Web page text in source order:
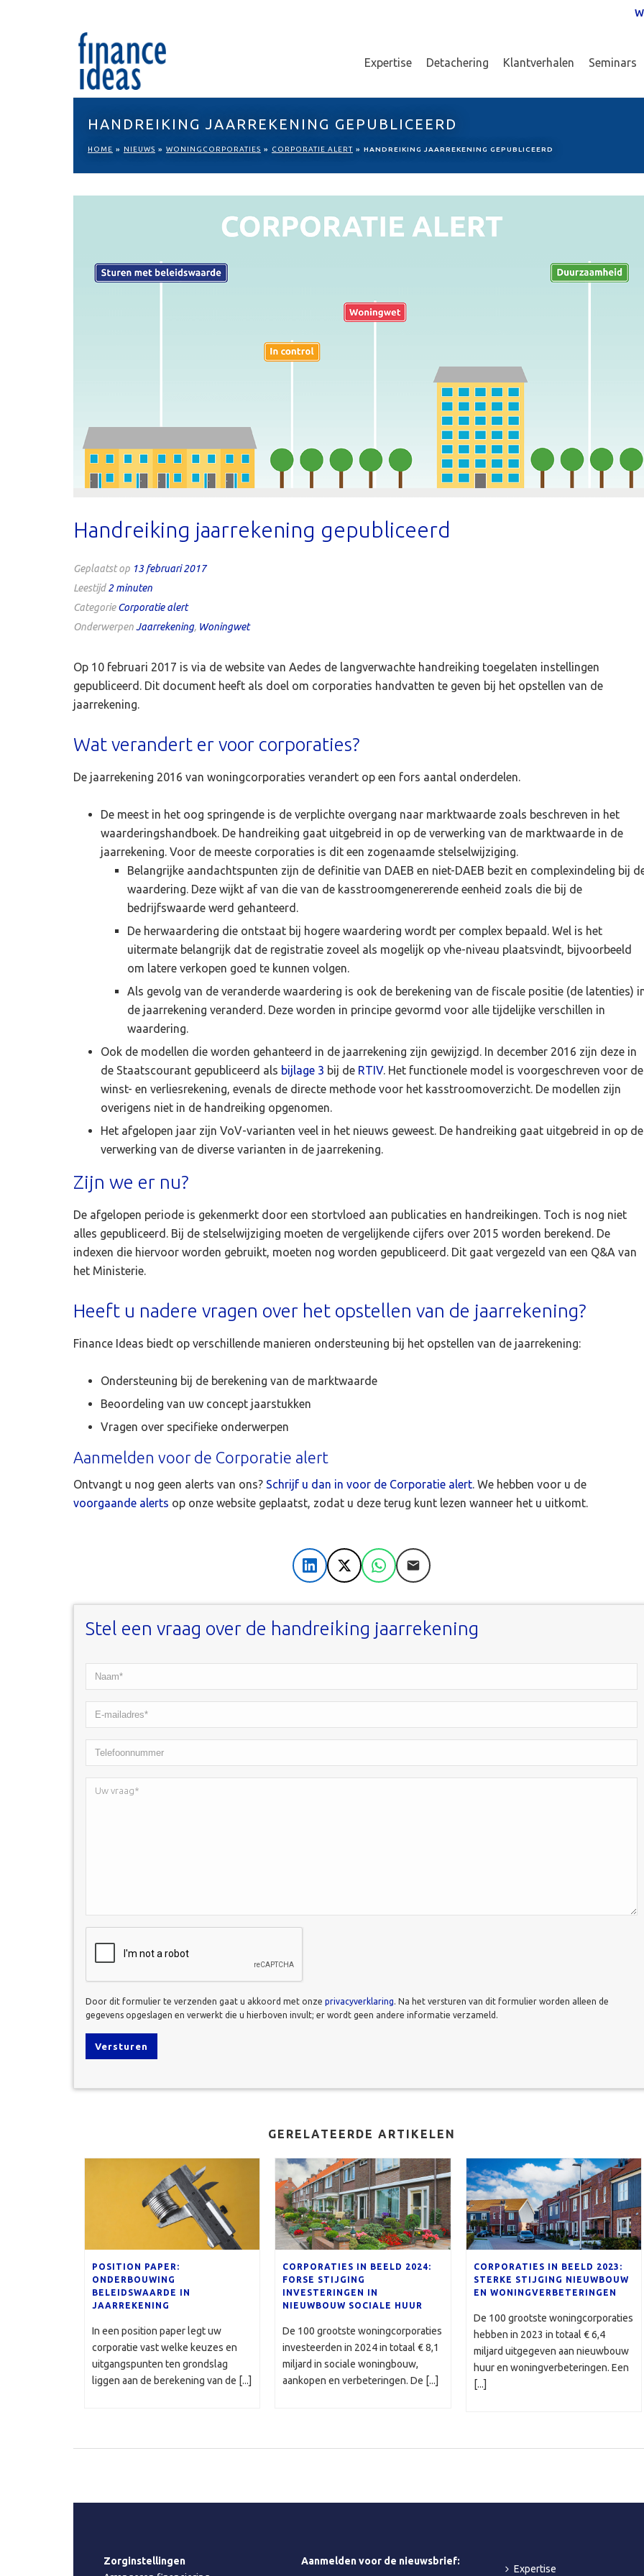
Expertise Detachering Klantverhalen Seminars
HANDREIKING JAARREKENING GEPUBLICEERD
HOME » NIEUWS » WONINGCORPORATIES » CORPORATIE ALERT » HANDREIKING JAARREKENING GEPUBLICEERD
Handreiking jaarrekening gepubliceerd
Geplaatst op 13 februari 2017
Leestijd2minuten
CategorieCorporatie alert
OnderwerpenJaarrekening, Woningwet
Op 10 februari 2017 is via de website van Aedes de langverwachte handreiking toegelaten instellingen
gepubliceerd. Dit document heeft als doel om corporaties handvatten te geven bij het opstellen van de
jaarrekening.
Wat verandert er voor corporaties?
De jaarrekening 2016 van woningcorporaties verandert op een fors aantal onderdelen.
De meest in het oog springende is de verplichte overgang naar marktwaarde zoals beschreven in het
waarderingshandboek. De handreiking gaat uitgebreid in op de verwerking van de marktwaarde in de
jaarrekening. Voor de meeste corporaties is dit een zogenaamde stelselwijziging.
Belangrijke aandachtspunten zijn de definitie van DAEB en niet-DAEB bezit en complexindeling bij
waardering. Deze wijkt af van die van de kasstroomgenererende eenheid zoals die bij de
bedrijfswaarde werd gehanteerd.
De herwaardering die ontstaat bij hogere waardering wordt per complex bepaald. Wel is het
uitermate belangrijk dat de registratie zoveel als mogelijk op vhe-niveau plaatsvindt, bijvoorbeeld
om latere verkopen goed te kunnen volgen.
Als gevolg van de veranderde waardering is ook de berekening van de fiscale positie (de latenties)
de jaarrekening veranderd. Deze worden in principe gevormd voor alle tijdelijke verschillen in
waardering.
Ook de modellen die worden gehanteerd in de jaarrekening zijn gewijzigd. In december 2016 zijn deze in
de Staatscourant gepubliceerd als bijlage 3 bij de RTIV. Het functionele model is voorgeschreven voor de
winst- en verliesrekening, evenals de directe methode voor het kasstroomoverzicht. De modellen zijn
overigens niet in de handreiking opgenomen.
Het afgelopen jaar zijn VoV-varianten veel in het nieuws geweest. De handreiking gaat uitgebreid in op de
verwerking van de diverse varianten in de jaarrekening.
Zijn we er nu?
De afgelopen periode is gekenmerkt door een stortvloed aan publicaties en handreikingen. Toch is nog niet
alles gepubliceerd. Bij de stelselwijziging moeten de vergelijkende cijfers over 2015 worden berekend. De
indexen die hiervoor worden gebruikt, moeten nog worden gepubliceerd. Dit gaat vergezeld van een Q&A van
het Ministerie.
Heeft u nadere vragen over het opstellen van de jaarrekening?
Finance Ideas biedt op verschillende manieren ondersteuning bij het opstellen van de jaarrekening:
Ondersteuning bij de berekening van de marktwaarde
Beoordeling van uw concept jaarstukken
Vragen over specifieke onderwerpen
Aanmelden voor de Corporatie alert
Ontvangt u nog geen alerts van ons? Schrijf u dan in voor de Corporatie alert. We hebben voor u de
voorgaande alerts op onze website geplaatst, zodat u deze terug kunt lezen wanneer het u uitkomt.
LinkedIn
X WhatsApp
E-mail
Stel een vraag over de handreiking jaarrekening
Naam*
*
E-
mailadres*
Telefoonnummer
Uw
Door dit formulier te verzenden gaat u akkoord met onze privacyverklaring. Na het versturen van dit formulier worden alleen de
gegevens opgeslagen en verwerkt die u hierboven invult; er wordt geen andere informatie verzameld.
GERELATEERDE ARTIKELEN
POSITION PAPER:
ONDERBOUWING
BELEIDSWAARDE IN
JAARREKENING
In een position paper legt uw
corporatie vast welke keuzes en
uitgangspunten ten grondslag
liggen aan de berekening van de [...]
CORPORATIES IN BEELD 2024:
FORSE STIJGING
INVESTERINGEN IN
NIEUWBOUW SOCIALE HUUR
De 100 grootste woningcorporaties
investeerden in 2024 in totaal € 8,1
miljard in sociale woningbouw,
aankopen en verbeteringen. De [...]
CORPORATIES IN BEELD 2023:
STERKE STIJGING NIEUWBOUW
EN WONINGVERBETERINGEN
De 100 grootste woningcorporaties
hebben in 2023 in totaal € 6,4
miljard uitgegeven aan nieuwbouw
huur en woningverbeteringen. Een
[...]
Zorginstellingen
Aanmelden voor de nieuwsbrief:
Expertise